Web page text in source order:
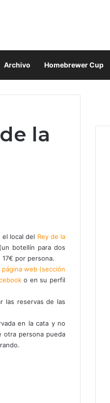
Archivo Homebrewer Cup
la
local del Rey de la
botellín para dos
por persona.
página web (sección
o en su perfil
las reservas de las
en la cata y no
otra persona pueda